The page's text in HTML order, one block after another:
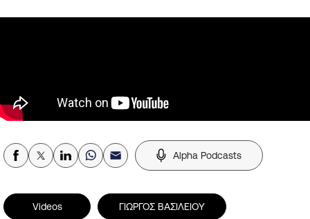
Alpha Podcasts
Videos ΓΙΩΡΓΟΣ ΒΑΣΙΛΕΙΟΥ